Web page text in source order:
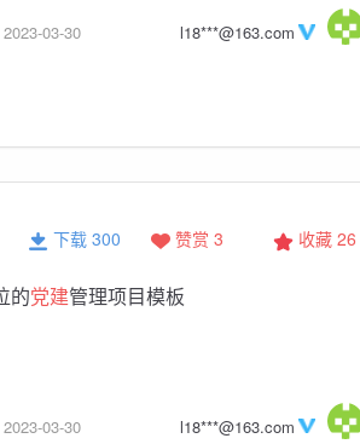
03-30 l18***@163.com
收藏 26
赞赏 3
下载 300
的党建管理项目模板
03-30 l18***@163.com